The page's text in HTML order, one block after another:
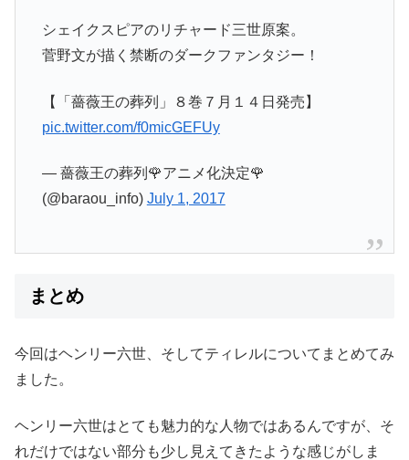
シェイクスピアのリチャード三世原案。
菅野文が描く禁断のダークファンタジー！
【「薔薇王の葬列」８巻７月１４日発売】
pic.twitter.com/f0micGEFUy
— 薔薇王の葬列🌹アニメ化決定🌹
(@baraou_info) July 1, 2017
まとめ
今回はヘンリー六世、そしてティレルについてまとめてみ
ました。
ヘンリー六世はとても魅力的な人物ではあるんですが、そ
れだけではない部分も少し見えてきたような感じがしま